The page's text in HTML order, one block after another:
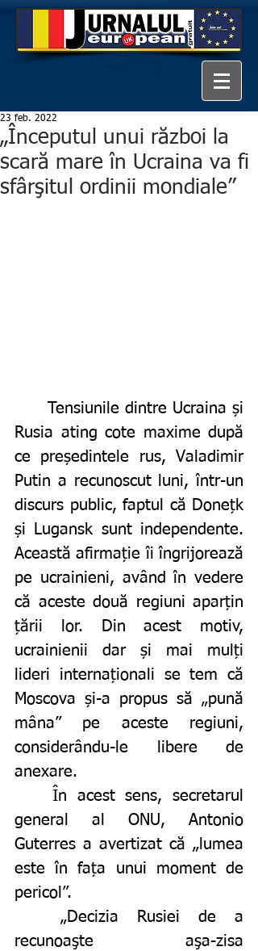
„Începutul unui război la
scară mare în Ucraina va fi
sfârşitul ordinii mondiale”
23 feb. 2022
Rusia ating cote maxime după
ce președintele rus, Valadimir
Putin a recunoscut luni, într-un
discurs public, faptul că Donețk
și Lugansk sunt independente.
Această afirmație îi îngrijorează
pe ucrainieni, având în vedere
că aceste două regiuni aparțin
țării lor. Din acest motiv,
ucrainienii dar și mai mulți
lideri internaționali se tem că
Moscova și-a propus să „pună
mâna” pe aceste regiuni,
considerându-le libere de
anexare.
general al ONU, Antonio
Guterres a avertizat că „lumea
este în fața unui moment de
pericol”.
recunoaşte aşa-zisa